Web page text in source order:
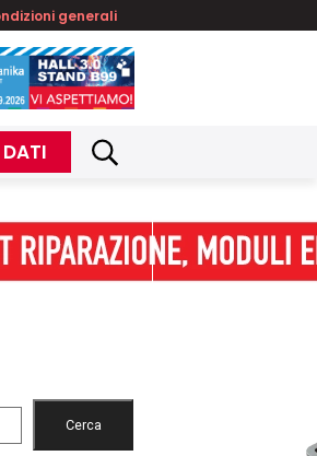
generali
Cerca